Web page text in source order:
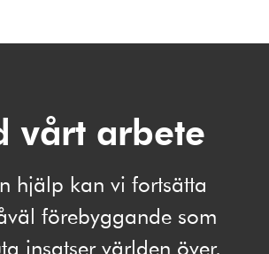
vårt arbete
hjälp kan vi fortsätta
förebyggande som
insatser världen över.